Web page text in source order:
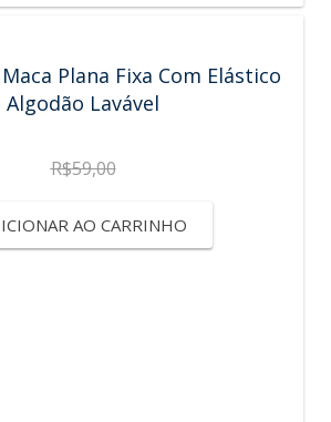
Plana Fixa Com Elástico
Algodão Lavável
R$59,00
AO CARRINHO